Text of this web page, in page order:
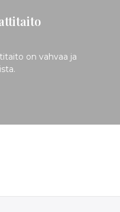
on vahvaa ja